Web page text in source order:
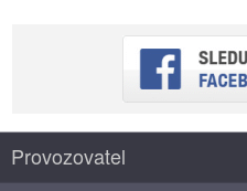
Provozovatel